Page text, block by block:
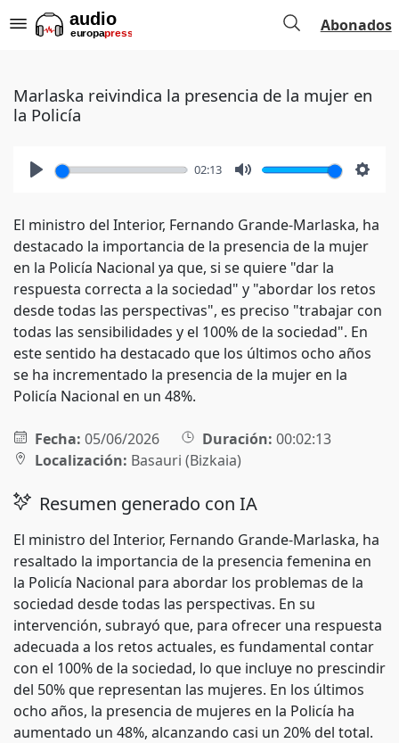
Abonados
Marlaska reivindica la presencia de la mujer en
la Policía
02:13
El ministro del Interior, Fernando Grande-Marlaska, ha
destacado la importancia de la presencia de la mujer
en la Policía Nacional ya que, si se quiere "dar la
respuesta correcta a la sociedad" y "abordar los retos
desde todas las perspectivas", es preciso "trabajar con
todas las sensibilidades y el 100% de la sociedad". En
este sentido ha destacado que los últimos ocho años
se ha incrementado la presencia de la mujer en la
Policía Nacional en un 48%.
Fecha: 05/06/2026 Duración: 00:02:13
Localización: Basauri (Bizkaia)
Resumen generado con IA
El ministro del Interior, Fernando Grande-Marlaska, ha
resaltado la importancia de la presencia femenina en
la Policía Nacional para abordar los problemas de la
sociedad desde todas las perspectivas. En su
intervención, subrayó que, para ofrecer una respuesta
adecuada a los retos actuales, es fundamental contar
con el 100% de la sociedad, lo que incluye no prescindir
del 50% que representan las mujeres. En los últimos
ocho años, la presencia de mujeres en la Policía ha
aumentado un 48%, alcanzando casi un 20% del total.